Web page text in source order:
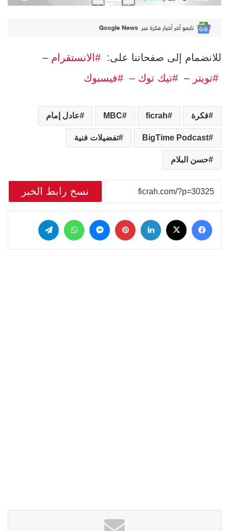
للانضمام إلى صفحاتنا على: #الانستقرام –
#تويتر – #تيك توك – #فيسبوك
فكرة ficrah
MBC عادل إمام
BigTime Podcast تفضيلات فنية
حسن البلام
نسخ رابط الخبر
فيسبوك لينكدإن بينتيريست
ماسنجر واتساب